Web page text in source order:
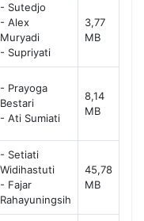
- Sutedjo
- Alex
Muryadi
- Supriyati
3,77
MB
- Prayoga
Bestari
- Ati Sumiati
8,14
MB
- Setiati
Widihastuti
- Fajar
Rahayuningsih
45,78
MB